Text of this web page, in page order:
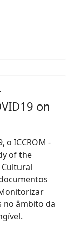
on
o ICCROM -
of the
no âmbito da